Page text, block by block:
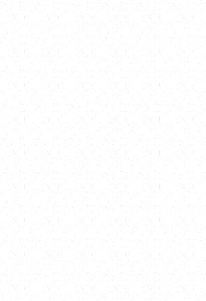
塗裝 PU塗裝
裝 科技塗料
專業崁縫工程
LEARN MORE